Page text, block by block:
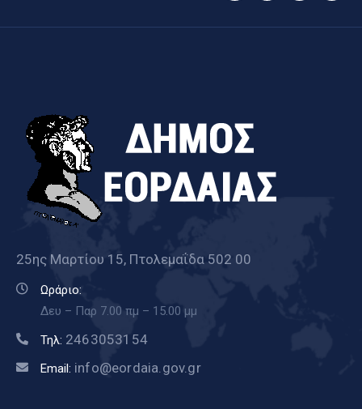
25ης Μαρτίου 15, Πτολεμαΐδα 502 00
Ωράριο:
Δευ – Παρ 7.00 πμ – 15.00 μμ
Τηλ: 2463053154
Email: info@eordaia.gov.gr